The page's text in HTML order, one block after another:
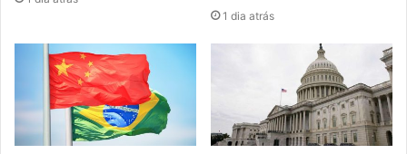
1 dia atrás